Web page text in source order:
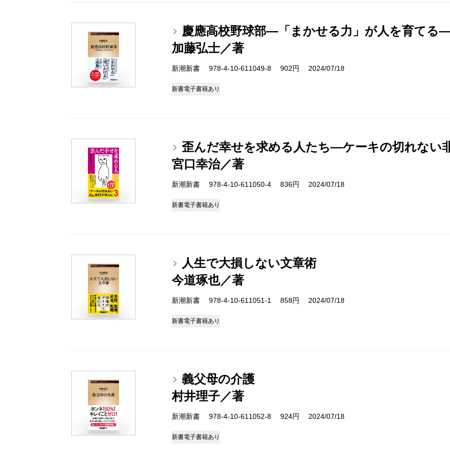
慶應高校野球部―「まかせる力」が人を育てる
加藤弘士／著
新潮新書 978-4-10-611049-8 902円 2024/07/18
新書電子書籍あり
歪んだ幸せを求める人たち―ケーキの切れない
宮口幸治／著
新潮新書 978-4-10-611050-4 836円 2024/07/18
新書電子書籍あり
人生で大損しない文章術
今道琢也／著
新潮新書 978-4-10-611051-1 858円 2024/07/18
新書電子書籍あり
義父母の介護
村井理子／著
新潮新書 978-4-10-611052-8 924円 2024/07/18
新書電子書籍あり